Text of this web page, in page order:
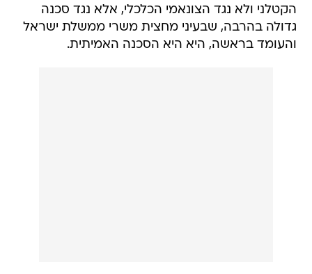
הקטלני ולא נגד הצונאמי הכלכלי, אלא נגד סכנה
גדולה בהרבה, שבעיני מחצית משרי ממשלת ישראל
והעומד בראשה, היא היא הסכנה האמיתית.